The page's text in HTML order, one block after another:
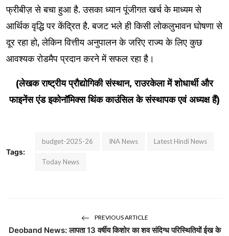
फ्रीबीज़ से बचा हुआ है. उसका ध्यान पूंजीगत खर्च के माध्यम से
आर्थिक वृद्धि पर केंद्रित है. बजट भले ही किसी लोकलुभावन घोषणा से
दूर रहा हो, लेकिन वित्तीय अनुपालन के जरिए राज्य के लिए कुछ
आवश्यक रोडमैप प्रदान करने में सफल रहा है।
(लेखक राष्ट्रीय प्रौद्योगिकी संस्थान, राउरकेला में शोधार्थी और
फाइनेंस एंड इकोनॉमिक्स थिंक काउंसिल के संस्थापक एवं अध्यक्ष हैं)
Tags:
budget-2025-26 INA News Latest Hindi News
Today News
PREVIOUS ARTICLE
Deoband News: लापता 13 वर्षीय किशोर का शव संदिग्ध परिस्थितियों ईख के